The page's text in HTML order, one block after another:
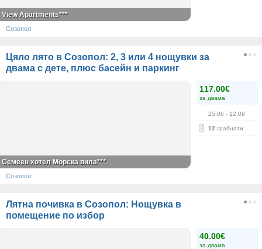
View Apartments***
Созопол
Цяло лято в Созопол: 2, 3 или 4 нощувки за
двама с дете, плюс басейн и паркинг
117.00€
за двама
25.06 - 12.09
12 грабнати
Семеен хотел Морска вила***
Созопол
Лятна почивка в Созопол: Нощувка в
помещение по избор
40.00€
за двама